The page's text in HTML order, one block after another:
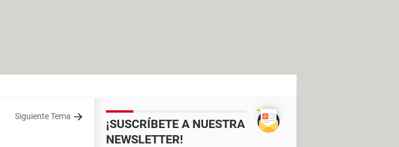
Siguiente Tema
¡SUSCRÍBETE A NUESTRA
NEWSLETTER!